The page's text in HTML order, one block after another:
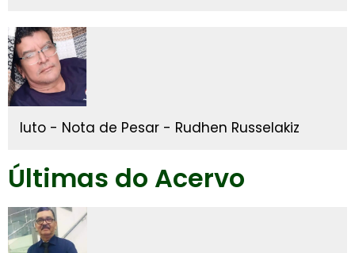
luto - Nota de Pesar - Rudhen Russelakiz
Últimas do Acervo